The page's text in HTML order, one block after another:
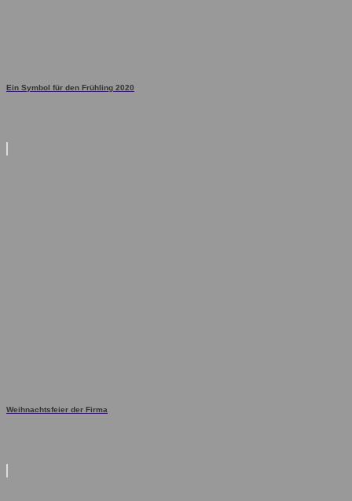
Ein Symbol für den Frühling 2020
Weihnachtsfeier der Firma